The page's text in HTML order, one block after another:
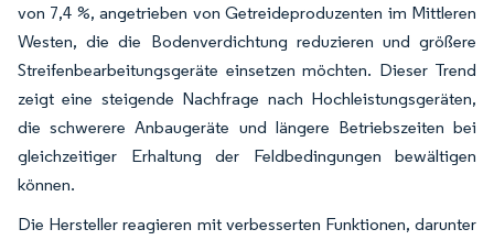
von 7,4 %, angetrieben von Getreideproduzenten im Mittleren
Westen, die die Bodenverdichtung reduzieren und größere
Streifenbearbeitungsgeräte einsetzen möchten. Dieser Trend
zeigt eine steigende Nachfrage nach Hochleistungsgeräten,
die schwerere Anbaugeräte und längere Betriebszeiten bei
gleichzeitiger Erhaltung der Feldbedingungen bewältigen
können.
Die Hersteller reagieren mit verbesserten Funktionen, darunter